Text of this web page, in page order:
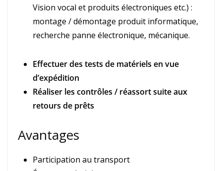
Vision vocal et produits électroniques etc.) :
montage / démontage produit informatique,
recherche panne électronique, mécanique.
Effectuer des tests de matériels en vue
d’expédition
Réaliser les contrôles / réassort suite aux
retours de prêts
Avantages
Participation au transport